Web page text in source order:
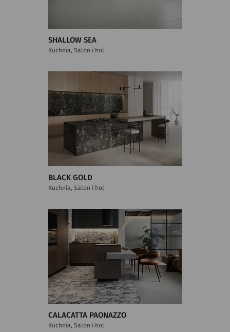
SHALLOW SEA
Kuchnia, Salon i hol
BLACK GOLD
Kuchnia, Salon i hol
CALACATTA PAONAZZO
Kuchnia, Salon i hol